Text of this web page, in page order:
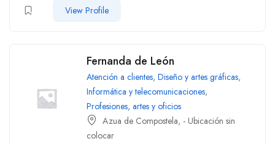
View Profile
Fernanda de León
Atención a clientes, Diseño y artes gráficas,
Informática y telecomunicaciones,
Profesiones, artes y oficios
Azua de Compostela, - Ubicación sin
colocar